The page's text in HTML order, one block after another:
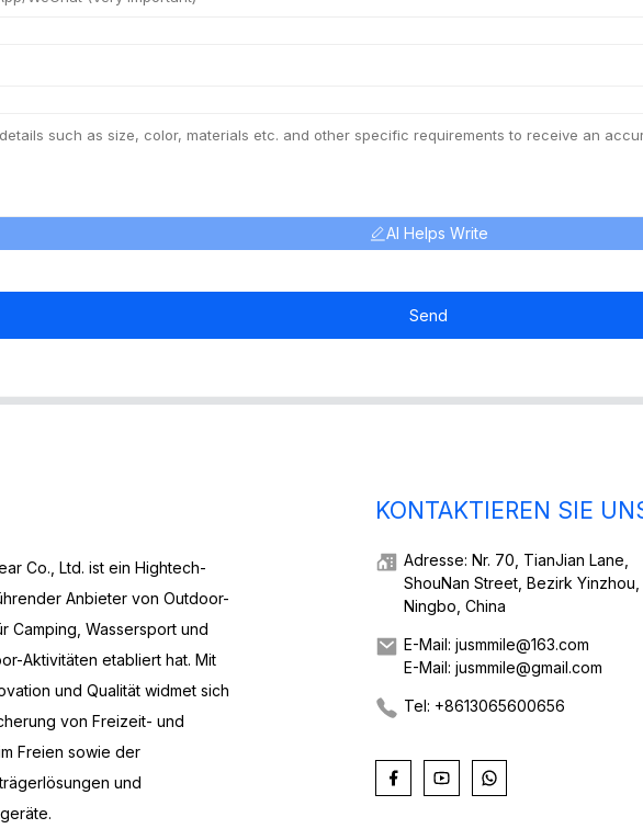
AI Helps Write
Send
Co., Ltd. ist ein Hightech-
Anbieter von Outdoor-
Camping, Wassersport und
Aktivitäten etabliert hat. Mit
und Qualität widmet sich
von Freizeit- und
Freien sowie der
und
KONTAKTIEREN SIE
Adresse: Nr. 70, TianJian Lane,
ShouNan Street, Bezirk Yinzhou,
Ningbo, China
E-Mail: jusmmile@163.com
E-Mail: jusmmile@gmail.com
Tel: +8613065600656